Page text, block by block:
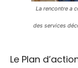
La rencontre a
des services
Le Plan